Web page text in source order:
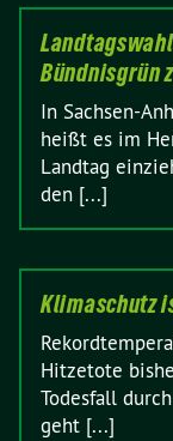
Bündnisgrün
In Sachsen-
heißt es im
Landtag
den [...]
Klimaschutz
Hitzetote
Todesfall
geht [...]